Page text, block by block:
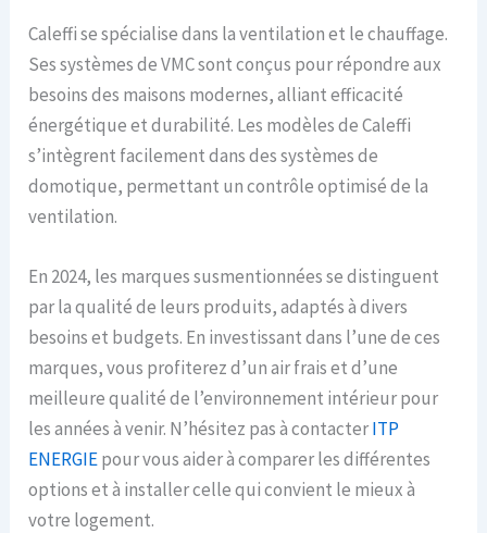
Caleffi se spécialise dans la ventilation et le chauffage.
Ses systèmes de VMC sont conçus pour répondre aux
besoins des maisons modernes, alliant efficacité
énergétique et durabilité. Les modèles de Caleffi
s’intègrent facilement dans des systèmes de
domotique, permettant un contrôle optimisé de la
ventilation.
En 2024, les marques susmentionnées se distinguent
par la qualité de leurs produits, adaptés à divers
besoins et budgets. En investissant dans l’une de ces
marques, vous profiterez d’un air frais et d’une
meilleure qualité de l’environnement intérieur pour
les années à venir. N’hésitez pas à contacterITP
ENERGIEpour vous aider à comparer les différentes
options et à installer celle qui convient le mieux à
votre logement.